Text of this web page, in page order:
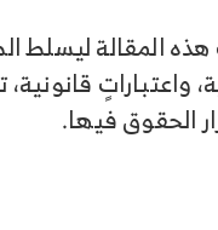
المقالة ليسلط
واعتباراتٍ
الحقوق فيها.